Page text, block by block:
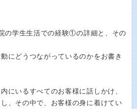
の学生生活での経験①の詳細と、その
つながっているのかをお書き
にいるすべてのお客様に話しかけ、
、その中で、お客様の身に着けてい